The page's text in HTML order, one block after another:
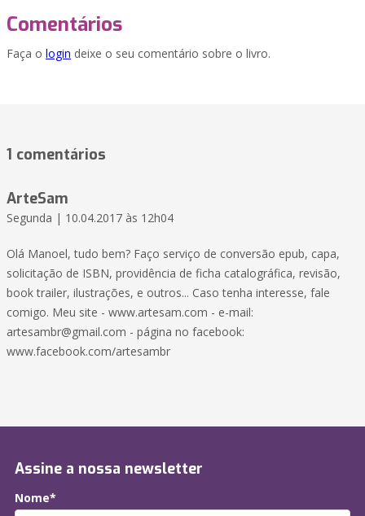
Comentários
Faça o login deixe o seu comentário sobre o livro.
1 comentários
ArteSam
Segunda | 10.04.2017 às 12h04
Olá Manoel, tudo bem? Faço serviço de conversão epub, capa,
solicitação de ISBN, providência de ficha catalográfica, revisão,
book trailer, ilustrações, e outros... Caso tenha interesse, fale
comigo. Meu site - www.artesam.com - e-mail:
artesambr@gmail.com - página no facebook:
www.facebook.com/artesambr
Assine a nossa newsletter
Nome*